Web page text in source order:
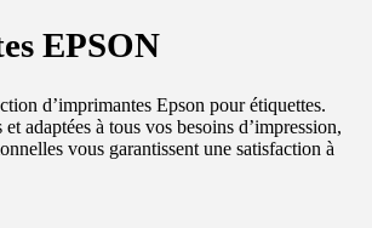
EPSON
d’imprimantes Epson pour étiquettes.
adaptées à tous vos besoins d’impression,
vous garantissent une satisfaction à